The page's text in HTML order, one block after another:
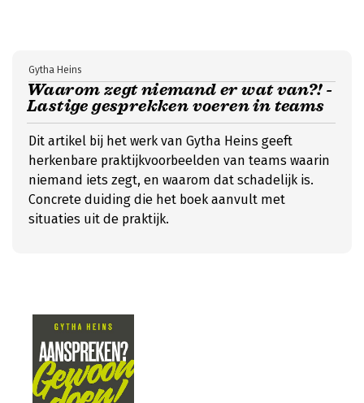
Waarom zegt niemand er wat van?! -
Lastige gesprekken voeren in teams
Gytha Heins
Dit artikel bij het werk van Gytha Heins geeft
herkenbare praktijkvoorbeelden van teams waarin
niemand iets zegt, en waarom dat schadelijk is.
Concrete duiding die het boek aanvult met
situaties uit de praktijk.